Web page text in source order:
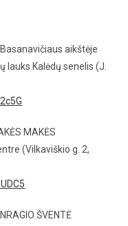
aikštėje
lauks Kalėdų senelis (J.
MAKĖS
(Vilkaviškio g. 2,
ŠVENTĖ